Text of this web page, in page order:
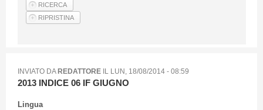
Articoli
INVIATO DAREDATTOREIL LUN, 18/08/2014 - 08:59
2013 INDICE 06 IF GIUGNO
Lingua